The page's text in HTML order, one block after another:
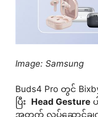
Image: Samsung
Buds4 Pro တွင်
ပြီး Head Gesture
အတွက် လုပ်ဆောင်ချက်